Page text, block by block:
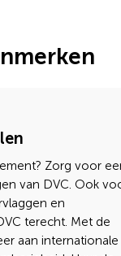
Zorg voor
van DVC. Ook
en
terecht. Met de
aan internationale